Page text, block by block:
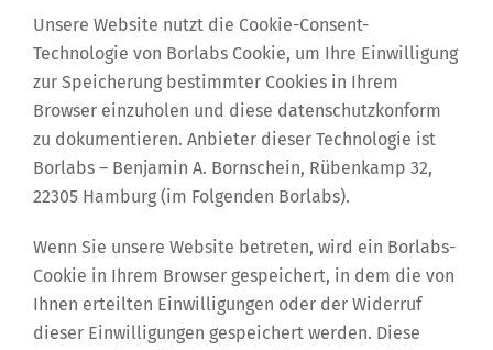
Unsere Website nutzt die Cookie-Consent-
Technologie von Borlabs Cookie, um Ihre Einwilligung
zur Speicherung bestimmter Cookies in Ihrem
Browser einzuholen und diese datenschutzkonform
zu dokumentieren. Anbieter dieser Technologie ist
Borlabs – Benjamin A. Bornschein, Rübenkamp 32,
22305 Hamburg (im Folgenden Borlabs).
Wenn Sie unsere Website betreten, wird ein Borlabs-
Cookie in Ihrem Browser gespeichert, in dem die von
Ihnen erteilten Einwilligungen oder der Widerruf
dieser Einwilligungen gespeichert werden. Diese